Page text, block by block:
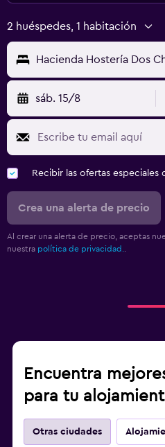
2 huéspedes, 1 habitación
Hacienda Hostería Dos
sáb. 15/8
Recibir las ofertas especiales
Crea una alerta de precio
Al crear una alerta de precio, aceptas
nuestra política de privacidad.
Encuentra
para tu
Otras ciudades